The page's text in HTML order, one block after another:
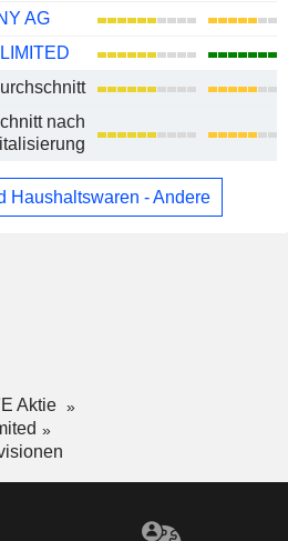
AG
nach
Haushaltswaren - Andere
Aktie